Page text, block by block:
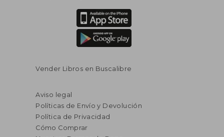
Vender Libros en Buscalibre
Aviso legal
Políticas de Envío y Devolución
Política de Privacidad
Cómo Comprar